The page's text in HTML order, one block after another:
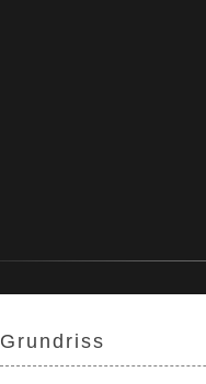
Grundriss